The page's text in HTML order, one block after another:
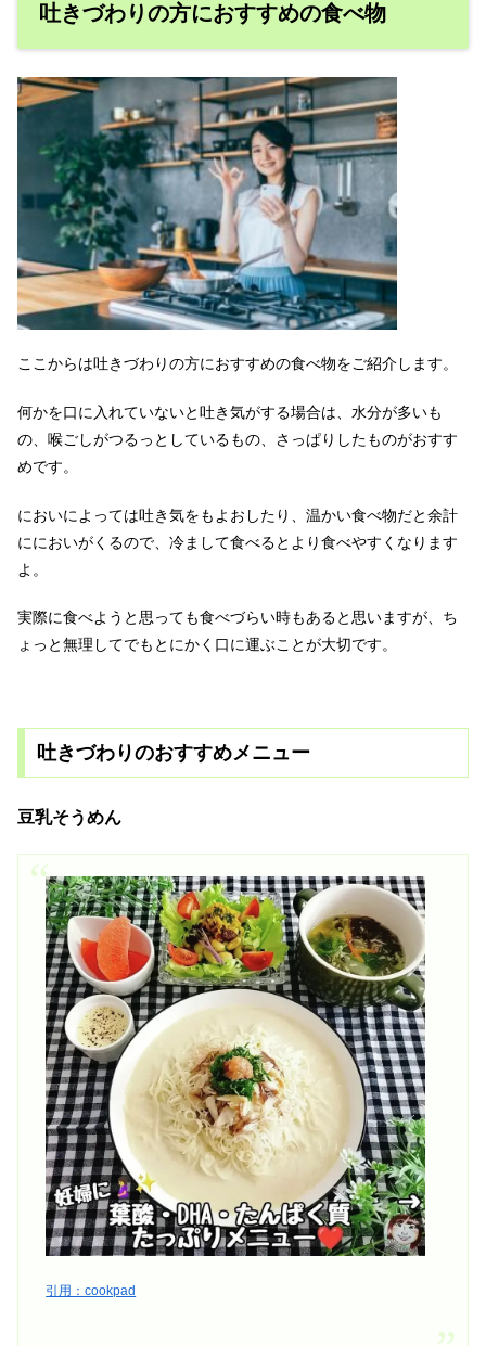
吐きづわりの方におすすめの食べ物
ここからは吐きづわりの方におすすめの食べ物をご紹介します。
何かを口に入れていないと吐き気がする場合は、水分が多いも
の、喉ごしがつるっとしているもの、さっぱりしたものがおすす
めです。
においによっては吐き気をもよおしたり、温かい食べ物だと余計
ににおいがくるので、冷まして食べるとより食べやすくなります
よ。
実際に食べようと思っても食べづらい時もあると思いますが、ち
ょっと無理してでもとにかく口に運ぶことが大切です。
吐きづわりのおすすめメニュー
豆乳そうめん
引用：cookpad